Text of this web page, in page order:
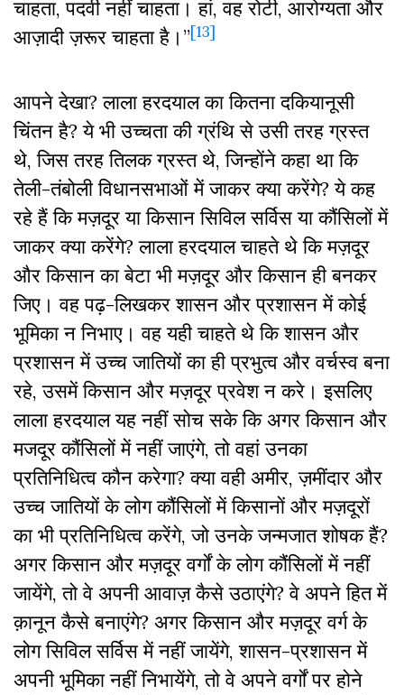
चाहता, पदवी नहीं चाहता। हां, वह रोटी, आरोग्यता और
आज़ादी ज़रूर चाहता है।”[13]
आपने देखा? लाला हरदयाल का कितना दकियानूसी
चिंतन है? ये भी उच्चता की ग्रंथि से उसी तरह ग्रस्त
थे, जिस तरह तिलक ग्रस्त थे, जिन्होंने कहा था कि
तेली-तंबोली विधानसभाओं में जाकर क्या करेंगे? ये कह
रहे हैं कि मज़दूर या किसान सिविल सर्विस या कौंसिलों में
जाकर क्या करेंगे? लाला हरदयाल चाहते थे कि मज़दूर
और किसान का बेटा भी मज़दूर और किसान ही बनकर
जिए। वह पढ़-लिखकर शासन और प्रशासन में कोई
भूमिका न निभाए। वह यही चाहते थे कि शासन और
प्रशासन में उच्च जातियों का ही प्रभुत्व और वर्चस्व बना
रहे, उसमें किसान और मज़दूर प्रवेश न करे। इसलिए
लाला हरदयाल यह नहीं सोच सके कि अगर किसान और
मजदूर कौंसिलों में नहीं जाएंगे, तो वहां उनका
प्रतिनिधित्व कौन करेगा? क्या वही अमीर, ज़मींदार और
उच्च जातियों के लोग कौंसिलों में किसानों और मज़दूरों
का भी प्रतिनिधित्व करेंगे, जो उनके जन्मजात शोषक हैं?
अगर किसान और मज़दूर वर्गों के लोग कौंसिलों में नहीं
जायेंगे, तो वे अपनी आवाज़ कैसे उठाएंगे? वे अपने हित में
क़ानून कैसे बनाएंगे? अगर किसान और मज़दूर वर्ग के
लोग सिविल सर्विस में नहीं जायेंगे, शासन-प्रशासन में
अपनी भूमिका नहीं निभायेंगे, तो वे अपने वर्गों पर होने